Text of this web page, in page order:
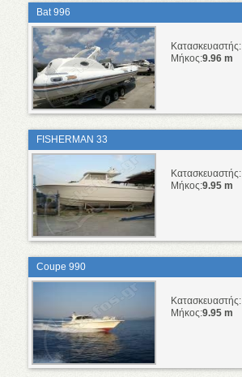
Bat 996
Κατασκευαστής:
Μήκος:9.96 m
FISHERMAN 33
Κατασκευαστής:
Μήκος:9.95 m
Coupe 990
Κατασκευαστής:
Μήκος:9.95 m